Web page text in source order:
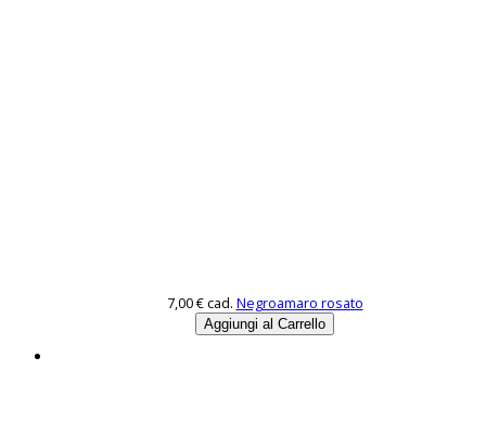
7,00 €cad. Negroamaro rosato